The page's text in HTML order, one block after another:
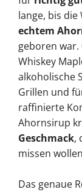
lange, bis die
echtem
geboren
Whiskey
alkoholische
Grillen und
raffinierte
Ahornsirup
Geschmack,
missen
Das genaue